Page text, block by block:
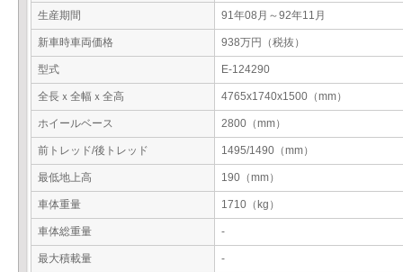
生産期間 91年08月～92年11月
新車時車両価格 938万円（税抜）
型式 E-124290
全長ｘ全幅ｘ全高 4765x1740x1500（mm）
ホイールベース 2800（mm）
前トレッド/後トレッド 1495/1490（mm）
最低地上高 190（mm）
車体重量 1710（kg）
車体総重量 -
最大積載量 -